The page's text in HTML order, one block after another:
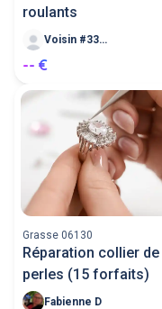
roulants
Voisin #338376
-- €
Grasse 06130
Réparation collier de
perles (15 forfaits)
Fabienne D